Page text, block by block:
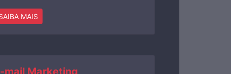
MAIS
mail Marketing